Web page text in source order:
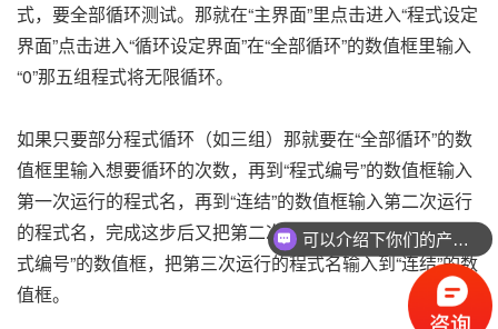
式，要全部循环测试。那就在“主界面”里点击进入“程式设定
界面”点击进入“循环设定界面”在“全部循环”的数值框里输入
“0”那五组程式将无限循环。
如果只要部分程式循环（如三组）那就要在“全部循环”的数
值框里输入想要循环的次数，再到“程式编号”的数值框输入
第一次运行的程式名，再到“连结”的数值框输入第二次运行
的程式名，完成这步后又把第二次运行的程式名输入到“程
式编号”的数值框，把第三次运行的程式名输入到“连结”的数
值框。